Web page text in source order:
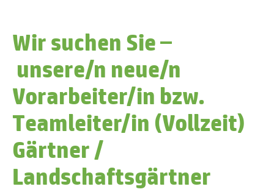
Wir suchen Sie –
unsere/n neue/n
Vorarbeiter/in bzw.
Teamleiter/in (Vollzeit)
Gärtner /
Landschaftsgärtner